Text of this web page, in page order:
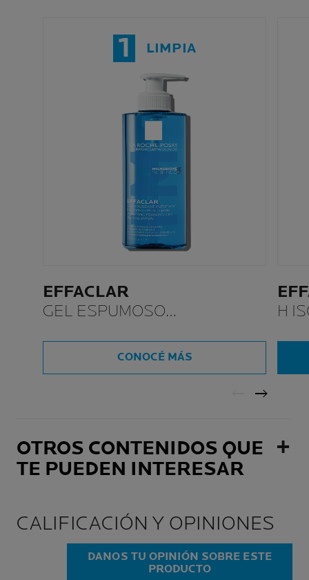
1 LIMPIA
EFFACLAR
GEL ESPUMOSO
CONOCÉ MÁS
H
OTROS CONTENIDOS QUE
TE PUEDEN INTERESAR
CALIFICACIÓN Y OPINIONES
DANOS TU OPINIÓN SOBRE ESTE
PRODUCTO